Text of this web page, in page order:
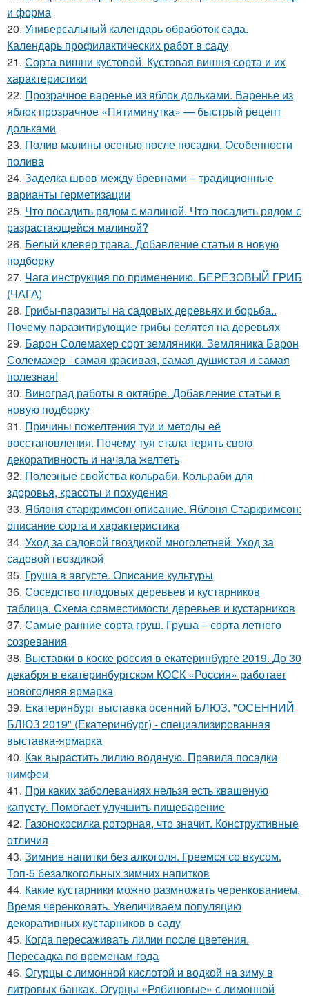
и форма
20. Универсальный календарь обработок сада.
Календарь профилактических работ в саду
21. Сорта вишни кустовой. Кустовая вишня сорта и их
характеристики
22. Прозрачное варенье из яблок дольками. Варенье из
яблок прозрачное «Пятиминутка» — быстрый рецепт
дольками
23. Полив малины осенью после посадки. Особенности
полива
24. Заделка швов между бревнами – традиционные
варианты герметизации
25. Что посадить рядом с малиной. Что посадить рядом с
разрастающейся малиной?
26. Белый клевер трава. Добавление статьи в новую
подборку
27. Чага инструкция по применению. БЕРЕЗОВЫЙ ГРИБ
(ЧАГА)
28. Грибы-паразиты на садовых деревьях и борьба..
Почему паразитирующие грибы селятся на деревьях
29. Барон Солемахер сорт земляники. Земляника Барон
Солемахер - самая красивая, самая душистая и самая
полезная!
30. Виноград работы в октябре. Добавление статьи в
новую подборку
31. Причины пожелтения туи и методы её
восстановления. Почему туя стала терять свою
декоративность и начала желтеть
32. Полезные свойства кольраби. Кольраби для
здоровья, красоты и похудения
33. Яблоня старкримсон описание. Яблоня Старкримсон:
описание сорта и характеристика
34. Уход за садовой гвоздикой многолетней. Уход за
садовой гвоздикой
35. Груша в августе. Описание культуры
36. Соседство плодовых деревьев и кустарников
таблица. Схема совместимости деревьев и кустарников
37. Самые ранние сорта груш. Груша – сорта летнего
созревания
38. Выставки в коске россия в екатеринбурге 2019. До 30
декабря в екатеринбургском КОСК «Россия» работает
новогодняя ярмарка
39. Екатеринбург выставка осенний БЛЮЗ. "ОСЕННИЙ
БЛЮЗ 2019" (Екатеринбург) - специализированная
выставка-ярмарка
40. Как вырастить лилию водяную. Правила посадки
нимфеи
41. При каких заболеваниях нельзя есть квашеную
капусту. Помогает улучшить пищеварение
42. Газонокосилка роторная, что значит. Конструктивные
отличия
43. Зимние напитки без алкоголя. Греемся со вкусом.
Топ-5 безалкогольных зимних напитков
44. Какие кустарники можно размножать черенкованием.
Время черенковать. Увеличиваем популяцию
декоративных кустарников в саду
45. Когда пересаживать лилии после цветения.
Пересадка по временам года
46. Огурцы с лимонной кислотой и водкой на зиму в
литровых банках. Огурцы «Рябиновые» с лимонной